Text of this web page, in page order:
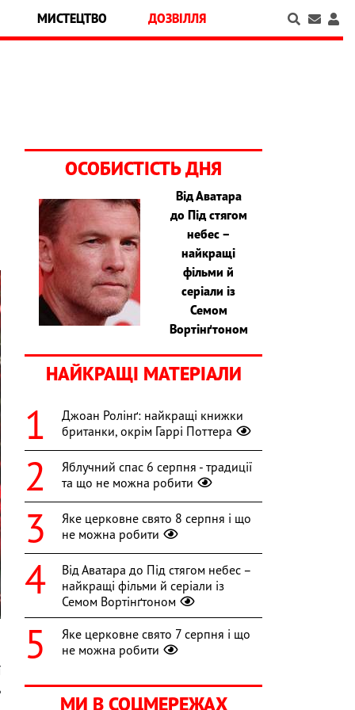
МИСТЕЦТВО ДОЗВІЛЛЯ
ОСОБИСТІСТЬ ДНЯ
Від Аватара
до Під стягом
небес –
найкращі
фільми й
серіали із
Семом
Вортінґтоном
НАЙКРАЩІ МАТЕРІАЛИ
Джоан Ролінґ: найкращі книжки
британки, окрім Гаррі Поттера
Яблучний спас 6 серпня - традиції
та що не можна робити
Яке церковне свято 8 серпня і що
не можна робити
Від Аватара до Під стягом небес –
найкращі фільми й серіали із
Семом Вортінґтоном
Яке церковне свято 7 серпня і що
не можна робити
МИ В СОЦМЕРЕЖАХ